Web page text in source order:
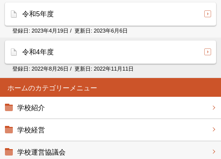
ホーム
学校紹介
学校経営
学校運営協議会
令和5年度
登録日: 2023年4月19日 / 更新日: 2023年6月6日
令和4年度
登録日: 2022年8月26日 / 更新日: 2022年11月11日